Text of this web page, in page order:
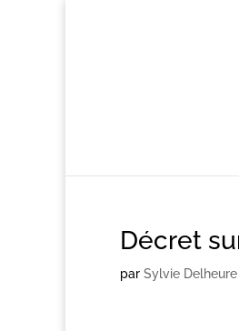
Décret
par Sylvie Delheure